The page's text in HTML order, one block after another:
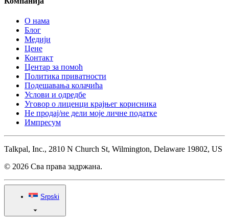
О нама
Блог
Медији
Цене
Контакт
Центар за помоћ
Политика приватности
Подешавања колачића
Услови и одредбе
Уговор о лиценци крајњег корисника
Не продај/не дели моје личне податке
Импресум
Talkpal, Inc., 2810 N Church St, Wilmington, Delaware 19802, US
© 2026 Сва права задржана.
Srpski